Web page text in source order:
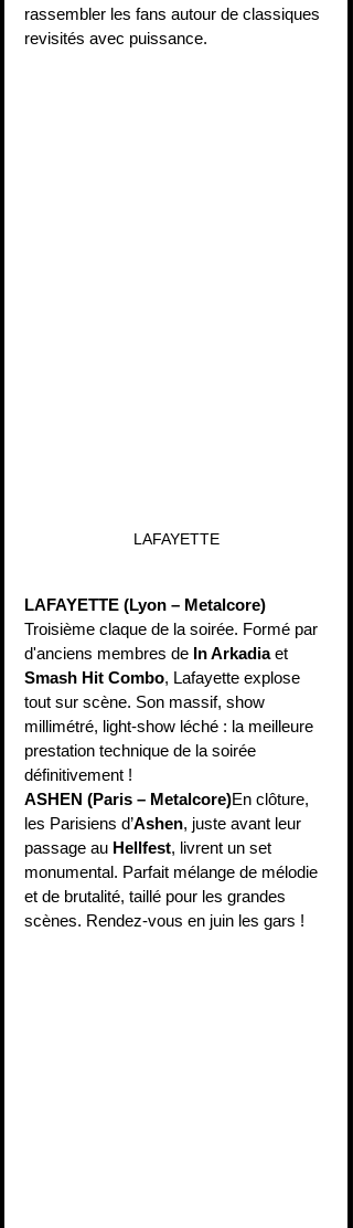
rassembler les fans autour de classiques
revisités avec puissance.
LAFAYETTE
LAFAYETTE (Lyon – Metalcore)
Troisième claque de la soirée. Formé par
d'anciens membres de In Arkadia et
Smash Hit Combo, Lafayette explose
tout sur scène. Son massif, show
millimétré, light-show léché : la meilleure
prestation technique de la soirée
définitivement !
ASHEN (Paris – Metalcore)En clôture,
les Parisiens d’Ashen, juste avant leur
passage au Hellfest, livrent un set
monumental. Parfait mélange de mélodie
et de brutalité, taillé pour les grandes
scènes. Rendez-vous en juin les gars !